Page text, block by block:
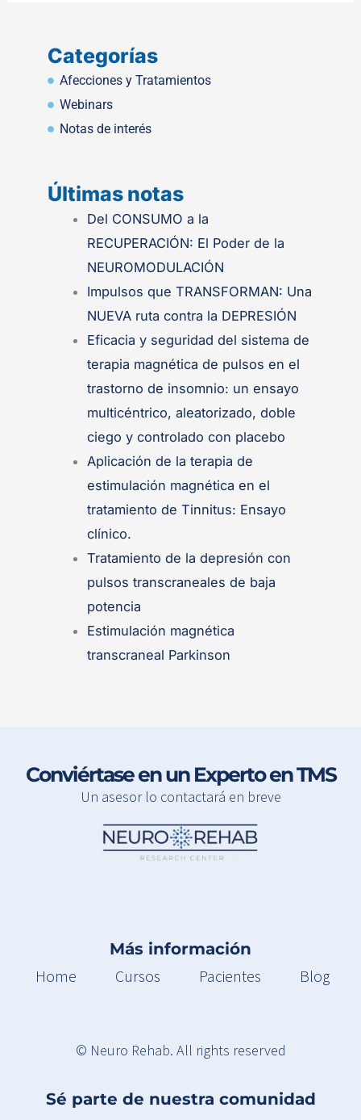
Categorías
Afecciones y Tratamientos
Webinars
Notas de interés
Últimas notas
.
Del CONSUMO a la
RECUPERACIÓN: El Poder de la
NEUROMODULACIÓN
Impulsos que TRANSFORMAN: Una
NUEVA ruta contra la DEPRESIÓN
Eficacia y seguridad del sistema de
terapia magnética de pulsos en el
trastorno de insomnio: un ensayo
multicéntrico, aleatorizado, doble
ciego y controlado con placebo
Aplicación de la terapia de
estimulación magnética en el
tratamiento de Tinnitus: Ensayo
clínico.
Tratamiento de la depresión con
pulsos transcraneales de baja
potencia
Estimulación magnética
transcraneal Parkinson
Conviértase en un Experto en TMS
Un asesor lo contactará en breve
Más información
Home
Cursos Pacientes Blog
© Neuro Rehab. All rights reserved
Sé parte de nuestra comunidad